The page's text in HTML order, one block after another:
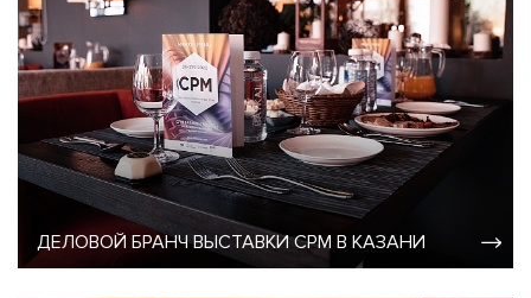
ДЕЛОВОЙ БРАНЧ ВЫСТАВКИ CPM В КАЗАНИ